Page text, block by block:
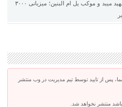
تقدیر از بسیجیان قرارگاه ۵۰۰ شهید میبد و موکب یل ام البنین؛ میزبانی ۳۰۰۰
از تایید توسط تیم مدیریت در وب منتشر
منتشر نخواهد شد.